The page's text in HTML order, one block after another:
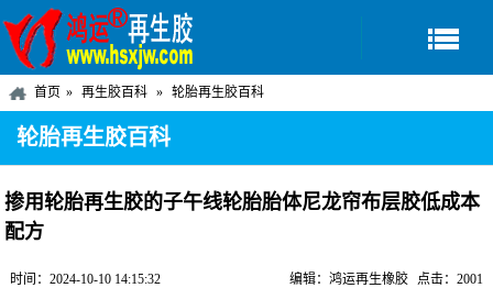
首页 再生胶百科 轮胎再生胶百科
轮胎再生胶百科
掺用轮胎再生胶的子午线轮胎胎体尼龙帘布层胶低成本
配方
时间：2024-10-10 14:15:32 点击：2001
编辑：鸿运再生橡胶